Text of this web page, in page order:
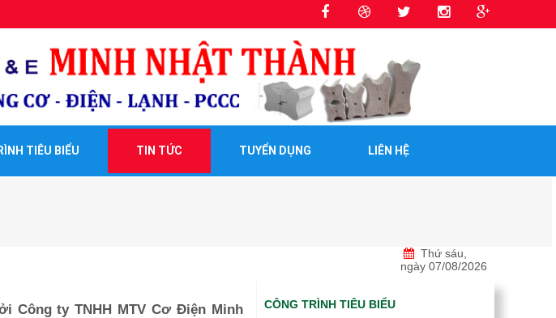
TIÊU BIỂU TIN TỨC TUYỂN DỤNG LIÊN HỆ
Thứ sáu,
ngày 07/08/2026
Công ty TNHH MTV Cơ Điện Minh
CÔNG TRÌNH TIÊU BIỂU